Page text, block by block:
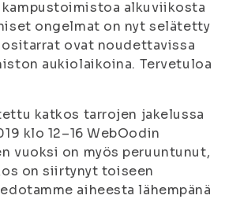
kampustoimistoa alkuviikosta
ongelmat on nyt selätetty
ovat noudettavissa
aukiolaikoina. Tervetuloa
katkos tarrojen jakelussa
klo 12–16 WebOodin
vuoksi on myös peruuntunut,
on siirtynyt toiseen
aiheesta lähempänä